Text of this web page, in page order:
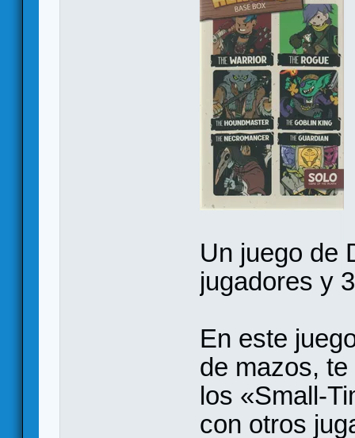
Un juego de
jugadores y
En este
de mazos,
los «Small-
con otros